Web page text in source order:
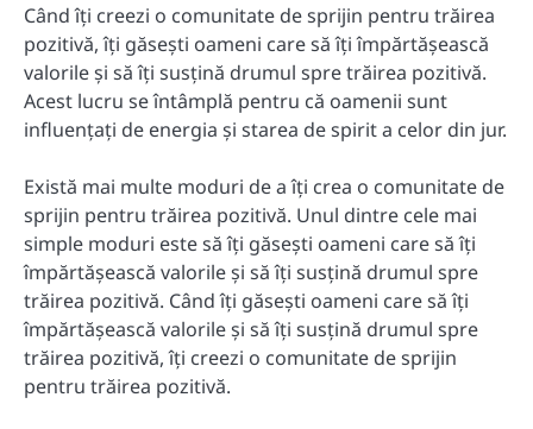
Când îți creezi o comunitate de sprijin pentru trăirea
pozitivă, îți găsești oameni care să îți împărtășească
valorile și să îți susțină drumul spre trăirea pozitivă.
Acest lucru se întâmplă pentru că oamenii sunt
influențați de energia și starea de spirit a celor din jur.
Există mai multe moduri de a îți crea o comunitate de
sprijin pentru trăirea pozitivă. Unul dintre cele mai
simple moduri este să îți găsești oameni care să îți
împărtășească valorile și să îți susțină drumul spre
trăirea pozitivă. Când îți găsești oameni care să îți
împărtășească valorile și să îți susțină drumul spre
trăirea pozitivă, îți creezi o comunitate de sprijin
pentru trăirea pozitivă.